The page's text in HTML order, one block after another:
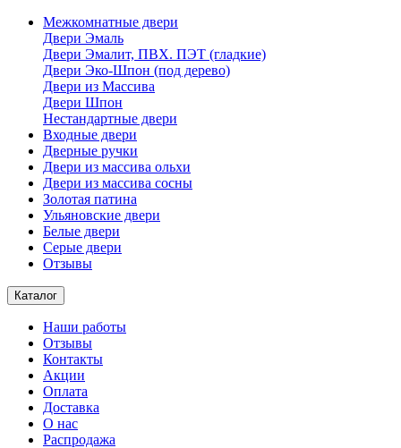
Межкомнатные двери
Двери Эмаль
Двери Эмалит, ПВХ. ПЭТ (гладкие)
Двери Эко-Шпон (под дерево)
Двери из Массива
Двери Шпон
Нестандартные двери
Входные двери
Дверные ручки
Двери из массива ольхи
Двери из массива сосны
Золотая патина
Ульяновские двери
Белые двери
Серые двери
Отзывы
Каталог
Наши работы
Отзывы
Контакты
Акции
Оплата
Доставка
О нас
Распродажа